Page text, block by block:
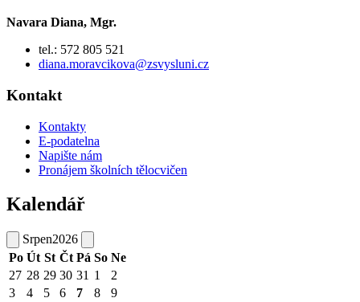
Navara Diana, Mgr.
tel.: 572 805 521
diana.moravcikova@zsvysluni.cz
Kontakt
Kontakty
E-podatelna
Napište nám
Pronájem školních tělocvičen
Kalendář
Srpen2026
Po Út St Čt Pá So Ne
27 28 29 30 31 1
2
3
4 5 6 7 8
9